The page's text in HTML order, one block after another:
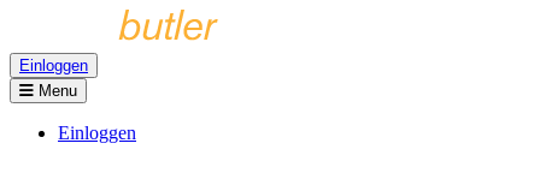
Einloggen
Menu
Einloggen